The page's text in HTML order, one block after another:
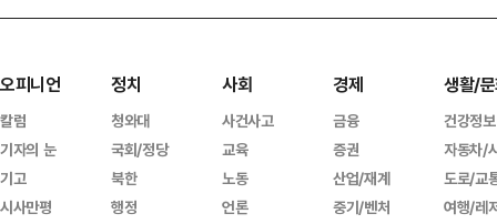
오피니언
칼럼
기자의 눈
기고
시사만평
정치
청와대
국회/정당
북한
행정
사회
사건사고
교육
노동
언론
경제
금융
증권
산업/재계
중기/벤처
생활/
건강정보
자동차/
도로/교
여행/레